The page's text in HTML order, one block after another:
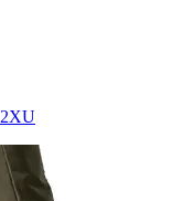
2XU